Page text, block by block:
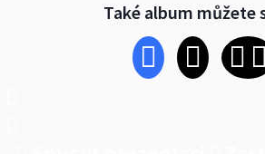
Také album můžete